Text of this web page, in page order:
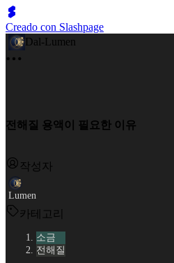
Creado con Slashpage
Dal-Lumen
전해질 용액이 필요한 이유
작성자
Lumen
카테고리
소금
전해질